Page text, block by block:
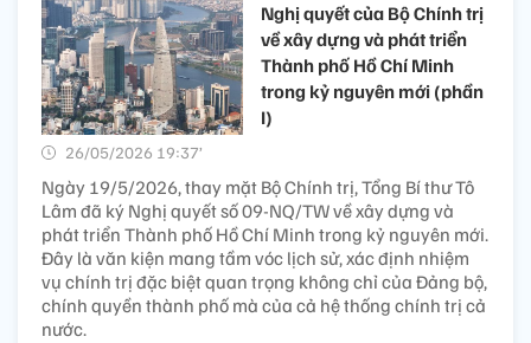
Nghị quyết của Bộ Chính trị
về xây dựng và phát triển
Thành phố Hồ Chí Minh
trong kỷ nguyên mới (phần
I)
26/05/2026 19:37’
Ngày 19/5/2026, thay mặt Bộ Chính trị, Tổng Bí thư Tô
Lâm đã ký Nghị quyết số 09-NQ/TW về xây dựng và
phát triển Thành phố Hồ Chí Minh trong kỷ nguyên mới.
Đây là văn kiện mang tầm vóc lịch sử, xác định nhiệm
vụ chính trị đặc biệt quan trọng không chỉ của Đảng bộ,
chính quyền thành phố mà của cả hệ thống chính trị cả
nước.